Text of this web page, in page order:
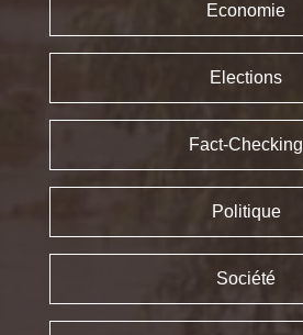
Economie
Elections
Fact-Checking
Politique
Société